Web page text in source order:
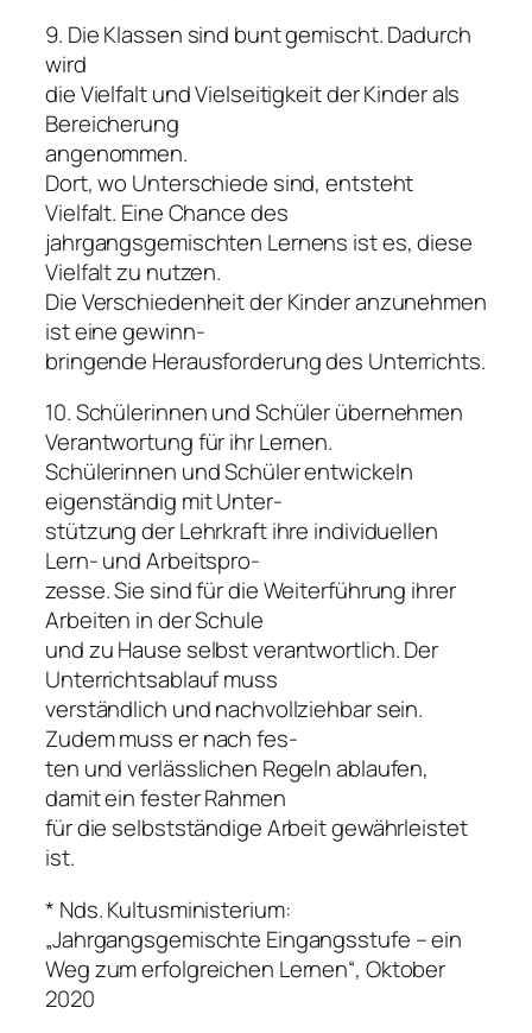
9. Die Klassen sind bunt gemischt. Dadurch
wird
die Vielfalt und Vielseitigkeit der Kinder als
Bereicherung
angenommen.
Dort, wo Unterschiede sind, entsteht
Vielfalt. Eine Chance des
jahrgangsgemischten Lernens ist es, diese
Vielfalt zu nutzen.
Die Verschiedenheit der Kinder anzunehmen
ist eine gewinn-
bringende Herausforderung des Unterrichts.
10. Schülerinnen und Schüler übernehmen
Verantwortung für ihr Lernen.
Schülerinnen und Schüler entwickeln
eigenständig mit Unter-
stützung der Lehrkraft ihre individuellen
Lern- und Arbeitspro-
zesse. Sie sind für die Weiterführung ihrer
Arbeiten in der Schule
und zu Hause selbst verantwortlich. Der
Unterrichtsablauf muss
verständlich und nachvollziehbar sein.
Zudem muss er nach fes-
ten und verlässlichen Regeln ablaufen,
damit ein fester Rahmen
für die selbstständige Arbeit gewährleistet
ist.
* Nds. Kultusministerium:
„Jahrgangsgemischte Eingangsstufe – ein
Weg zum erfolgreichen Lernen“, Oktober
2020